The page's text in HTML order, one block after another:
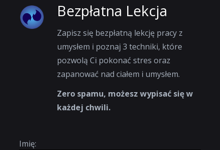
Bezpłatna Lekcja
Zapisz się bezpłatną lekcję pracy z
umysłem i poznaj 3 techniki, które
pozwolą Ci pokonać stres oraz
zapanować nad ciałem i umysłem.
Zero spamu, możesz wypisać się w
każdej chwili.
Imię: